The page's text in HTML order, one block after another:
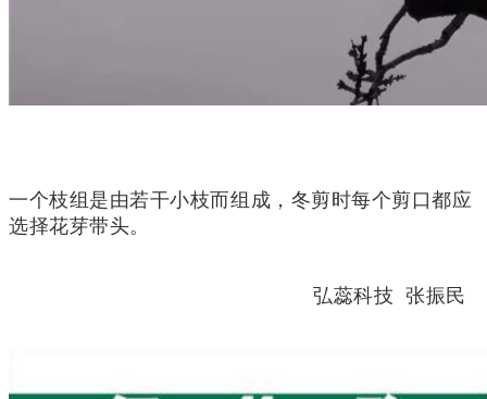
一个枝组是由若干小枝而组成，冬剪时每个剪口都应
选择花芽带头。
弘蕊科技 张振民